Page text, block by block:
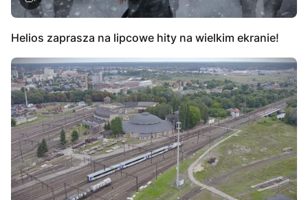
Helios zaprasza na lipcowe hity na wielkim ekranie!